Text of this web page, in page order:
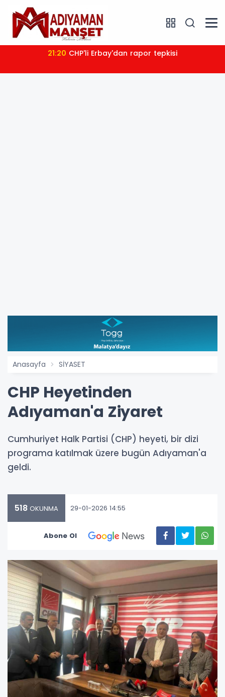
21:20 CHP'li Erbay'dan rapor tepkisi
Anasayfa SİYASET
CHP Heyetinden
Adıyaman'a Ziyaret
Cumhuriyet Halk Partisi (CHP) heyeti, bir dizi
programa katılmak üzere bugün Adıyaman'a
geldi.
518 OKUNMA 29-01-2026 14:55
Abone Ol